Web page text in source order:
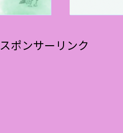
スポンサーリンク